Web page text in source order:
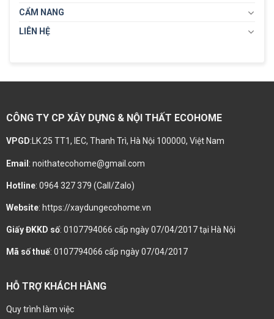
CẨM NANG
LIÊN HỆ
CÔNG TY CP XÂY DỰNG & NỘI THẤT ECOHOME
VPGD:LK 25 TT1, IEC, Thanh Trì, Hà Nội 100000, Việt Nam
Email: noithatecohome@gmail.com
Hotline: 0964 327 379 (Call/Zalo)
Website: https://xaydungecohome.vn
Giấy ĐKKD số: 0107794066 cấp ngày 07/04/2017 tại Hà Nội
Mã số thuế: 0107794066 cấp ngày 07/04/2017
HỖ TRỢ KHÁCH HÀNG
Quy trình làm việc